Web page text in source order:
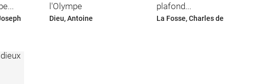
l'Olympe
Dieu, Antoine
plafond...
La Fosse, Charles de